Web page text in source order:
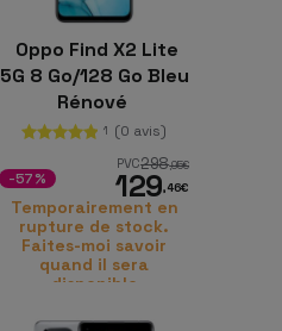
Oppo Find X2 Lite
5G 8 Go/128 Go Bleu
Rénové
1 (0 avis)
PVC298,95€
129,46€
-57%
Temporairement en
rupture de stock.
Faites-moi savoir
quand il sera
disponible